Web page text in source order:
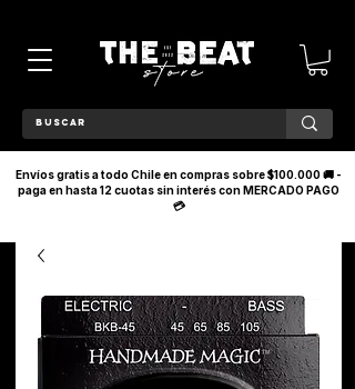
Envíos gratis a todo Chile en compras sobre $100.000 🚚 -
paga en hasta 12 cuotas sin interés con MERCADO PAGO
💳